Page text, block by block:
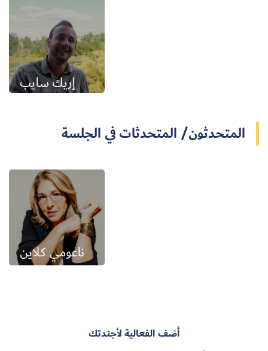
إريك سايب
المتحدثون/ المتحدثات في الجلسة
ناعومي كلاين
أضف الفعالية لأجندتك